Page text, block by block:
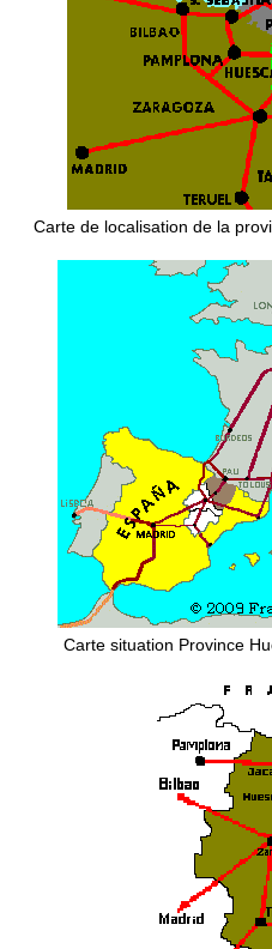
Carte de localisation de la
Carte situation Province